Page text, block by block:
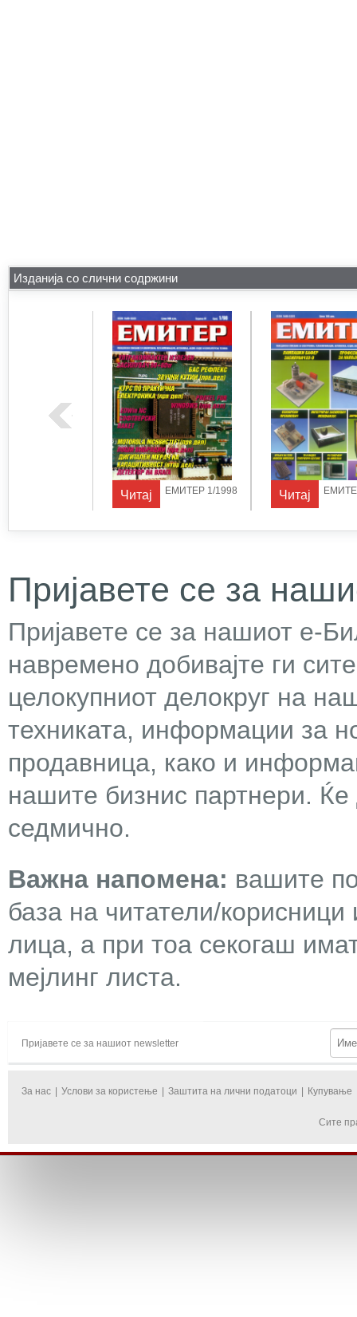
Изданија со слични содржини
Читај ЕМИТЕР 1/1998 Читај
Пријавете се за
Пријавете се за нашиот е-
навремено добивајте ги
целокупниот делокруг на
техниката, информации за
продавница, како и
нашите бизнис партнери.
седмично.
Важна напомена: вашите
база на читатели/
лица, а при тоа секогаш
мејлинг листа.
Пријавете се за нашиот newsletter
За нас Услови за користење Заштита на лични податоци Купување
Сите